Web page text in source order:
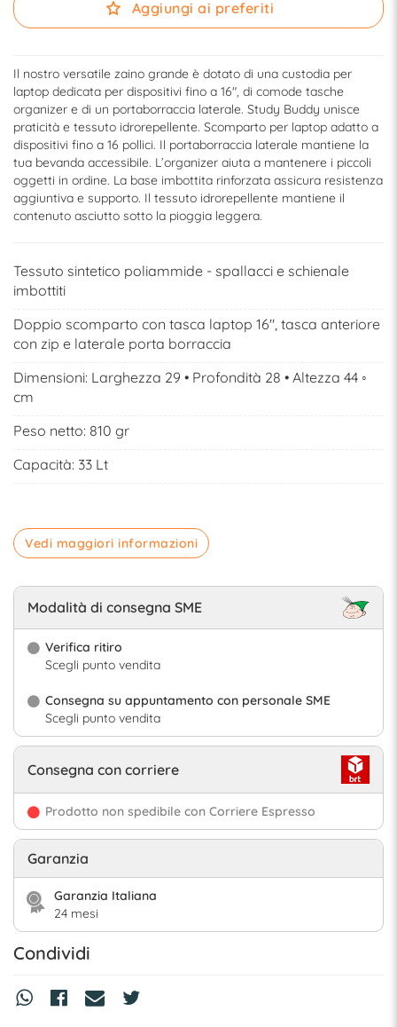
Aggiungi ai preferiti
Il nostro versatile zaino grande è dotato di una custodia per
laptop dedicata per dispositivi fino a 16", di comode tasche
organizer e di un portaborraccia laterale. Study Buddy unisce
praticità e tessuto idrorepellente. Scomparto per laptop adatto a
dispositivi fino a 16 pollici. Il portaborraccia laterale mantiene la
tua bevanda accessibile. L’organizer aiuta a mantenere i piccoli
oggetti in ordine. La base imbottita rinforzata assicura resistenza
aggiuntiva e supporto. Il tessuto idrorepellente mantiene il
contenuto asciutto sotto la pioggia leggera.
Tessuto sintetico poliammide - spallacci e schienale
imbottiti
Doppio scomparto con tasca laptop 16", tasca anteriore
con zip e laterale porta borraccia
Dimensioni: Larghezza 29 • Profondità 28 • Altezza 44 ◦
cm
Peso netto: 810 gr
Capacità: 33 Lt
Vedi maggiori informazioni
Modalità di consegna SME
Verifica ritiro
Scegli punto vendita
Consegna su appuntamento con personale SME
Scegli punto vendita
Consegna con corriere
Prodotto non spedibile con Corriere Espresso
Garanzia
Garanzia Italiana
24 mesi
Condividi